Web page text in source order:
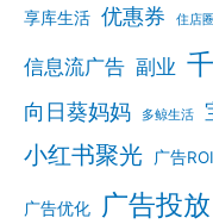
享库生活 优惠券 住店圈
信息流广告 副业
向日葵妈妈 多鲸生活
小红书聚光 广告ROI
广告优化 广告投放